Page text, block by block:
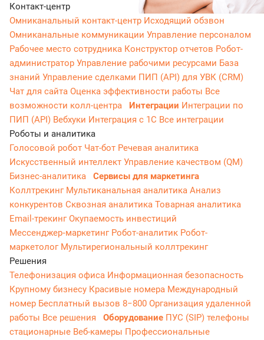
Контакт-центр
Омниканальный контакт-центр Исходящий обзвон
Омниканальные коммуникации Управление персоналом
Рабочее место сотрудника Конструктор отчетов Робот-
администратор Управление рабочими ресурсами База
знаний Управление сделками ПИП (API) для УВК (CRM)
Чат для сайта Оценка эффективности работы Все
возможности колл-центра
Интеграции Интеграции по
ПИП (API) Вебхуки Интеграция с 1С Все интеграции
Роботы и аналитика
Голосовой робот Чат-бот Речевая аналитика
Искусственный интеллект Управление качеством (QM)
Бизнес-аналитика
Сервисы для маркетинга
Коллтрекинг Мультиканальная аналитика Анализ
конкурентов Сквозная аналитика Товарная аналитика
Email-трекингОкупаемость инвестиций
Мессенджер‑маркетинг Робот-аналитик Робот-
маркетолог Мультирегиональный коллтрекинг
Решения
Телефонизация офиса Информационная безопасность
Крупному бизнесу Красивые номера Международный
номер Бесплатный вызов 8−800 Организация удаленной
работы Все решения Оборудование ПУС (SIP) телефоны
стационарные Веб-камеры Профессиональные